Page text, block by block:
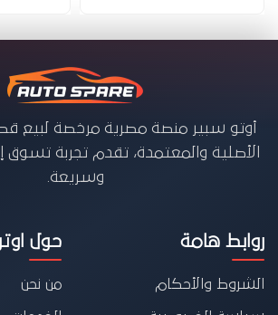
أوتو سبير منصة مصرية مرخصة لبيع
الأصلية والمعتمدة، تقدم تجربة تسوق
وسريعة.
روابط هامة
الشروط والأحكام
حول
من نحن